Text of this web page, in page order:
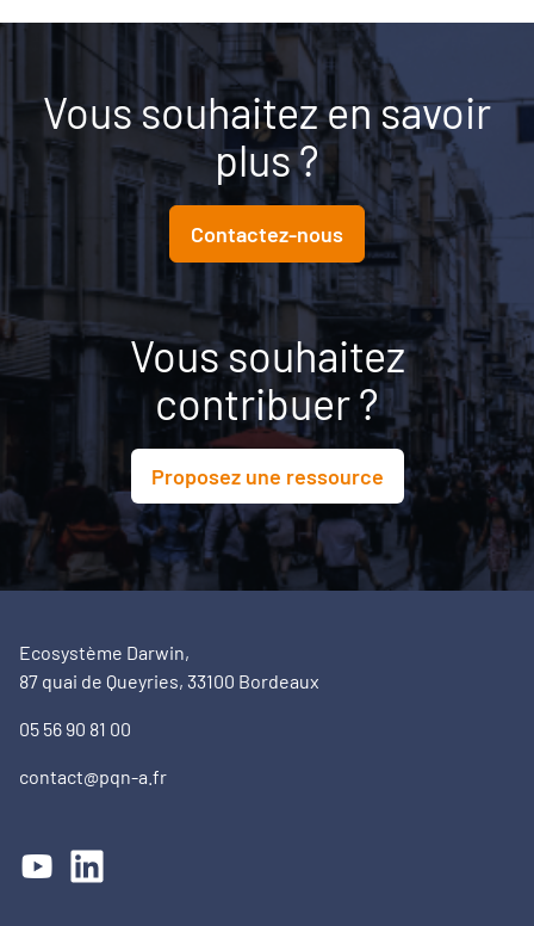
Vous souhaitez en savoir
plus ?
Contactez-nous
Vous souhaitez
contribuer ?
Proposez une ressource
Ecosystème Darwin,
87 quai de Queyries, 33100 Bordeaux
05 56 90 81 00
contact@pqn-a.fr